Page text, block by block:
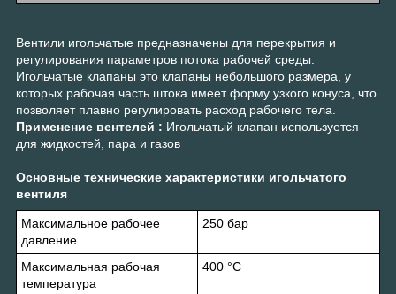
Вентили игольчатые предназначены для перекрытия и
регулирования параметров потока рабочей среды.
Игольчатые клапаны это клапаны небольшого размера, у
которых рабочая часть штока имеет форму узкого конуса, что
позволяет плавно регулировать расход рабочего тела.
Применение вентелей : Игольчатый клапан используется
для жидкостей, пара и газов
Основные технические характеристики игольчатого
вентиля
Максимальное рабочее
давление
250 бар
Максимальная рабочая
температура
400 °С